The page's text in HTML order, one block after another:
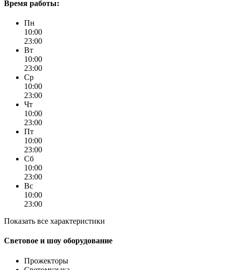
Время работы:
Пн
10:00
23:00
Вт
10:00
23:00
Ср
10:00
23:00
Чт
10:00
23:00
Пт
10:00
23:00
Сб
10:00
23:00
Вс
10:00
23:00
Показать все характеристики
Световое и шоу оборудование
Прожекторы